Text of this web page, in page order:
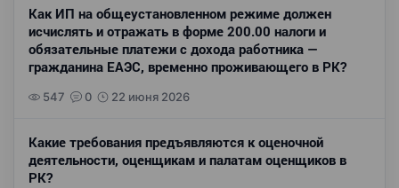
Как ИП на общеустановленном режиме должен
исчислять и отражать в форме 200.00 налоги и
обязательные платежи с дохода работника —
гражданина ЕАЭС, временно проживающего в РК?
547 0 22 июня 2026
Какие требования предъявляются к оценочной
деятельности, оценщикам и палатам оценщиков в
РК?